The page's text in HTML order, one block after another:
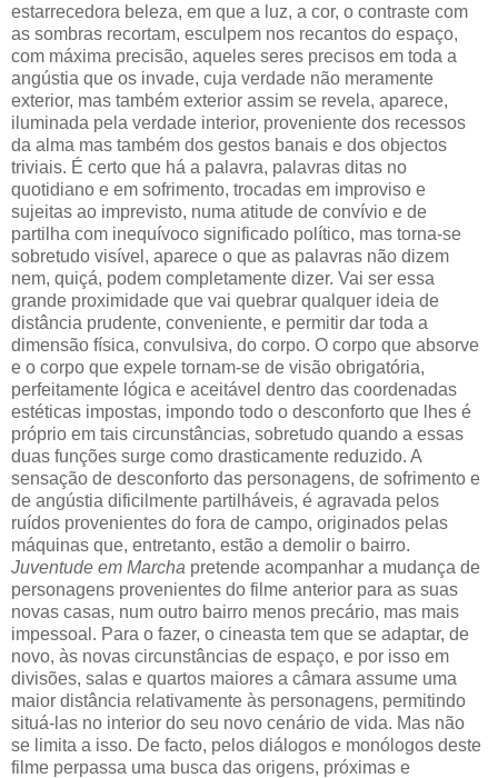
estarrecedora beleza, em que a luz, a cor, o contraste com
as sombras recortam, esculpem nos recantos do espaço,
com máxima precisão, aqueles seres precisos em toda a
angústia que os invade, cuja verdade não meramente
exterior, mas também exterior assim se revela, aparece,
iluminada pela verdade interior, proveniente dos recessos
da alma mas também dos gestos banais e dos objectos
triviais. É certo que há a palavra, palavras ditas no
quotidiano e em sofrimento, trocadas em improviso e
sujeitas ao imprevisto, numa atitude de convívio e de
partilha com inequívoco significado político, mas torna-se
sobretudo visível, aparece o que as palavras não dizem
nem, quiçá, podem completamente dizer. Vai ser essa
grande proximidade que vai quebrar qualquer ideia de
distância prudente, conveniente, e permitir dar toda a
dimensão física, convulsiva, do corpo. O corpo que absorve
e o corpo que expele tornam-se de visão obrigatória,
perfeitamente lógica e aceitável dentro das coordenadas
estéticas impostas, impondo todo o desconforto que lhes é
próprio em tais circunstâncias, sobretudo quando a essas
duas funções surge como drasticamente reduzido. A
sensação de desconforto das personagens, de sofrimento e
de angústia dificilmente partilháveis, é agravada pelos
ruídos provenientes do fora de campo, originados pelas
máquinas que, entretanto, estão a demolir o bairro.
Juventude em Marcha pretende acompanhar a mudança de
personagens provenientes do filme anterior para as suas
novas casas, num outro bairro menos precário, mas mais
impessoal. Para o fazer, o cineasta tem que se adaptar, de
novo, às novas circunstâncias de espaço, e por isso em
divisões, salas e quartos maiores a câmara assume uma
maior distância relativamente às personagens, permitindo
situá-las no interior do seu novo cenário de vida. Mas não
se limita a isso. De facto, pelos diálogos e monólogos deste
filme perpassa uma busca das origens, próximas e